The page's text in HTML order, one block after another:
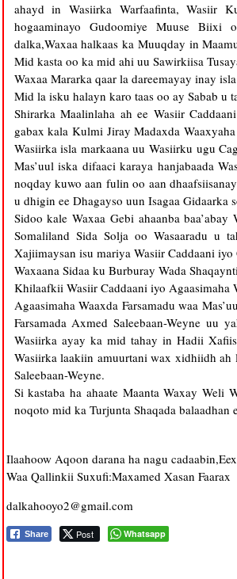
ahayd in Wasiirka Warfaafinta, Wasiir
hogaaminayo Gudoomiye Muuse Biixi
dalka,Waxaa halkaas ka Muuqday in
Mid kasta oo ka mid ahi uu Sawirkiisa
Waxaa Mararka qaar la dareemayay inay
Mid la isku halayn karo taas oo ay Sabab u
Shirarka Maalinlaha ah ee Wasiir
gabax kala Kulmi Jiray Madaxda
Wasiirka isla markaana uu Wasiirku ugu
Mas’uul iska difaaci karaya hanjabaada
noqday kuwo aan fulin oo aan
u dhigin ee Dhagayso uun Isagaa Gidaarka
Sidoo kale Waxaa Gebi ahaanba
Somaliland Sida Solja oo Wasaaradu u
Xajiimaysan isu mariya Wasiir Caddaani
Waxaana Sidaa ku Burburay Wada
Khilaafkii Wasiir Caddaani iyo Agaasimaha
Agaasimaha Waaxda Farsamadu waa
Farsamada Axmed Saleebaan-Weyne uu
Wasiirka ayay ka mid tahay in Hadii
Wasiirka laakiin amuurtani wax xidhiidh ah
Saleebaan-Weyne.
Si kastaba ha ahaate Maanta Waxay Weli
noqoto mid ka Turjunta Shaqada balaadhan
Ilaahoow Aqoon darana ha nagu
Waa Qallinkii Suxufi:Maxamed Xasan Faarax
dalkahooyo2@gmail.com
Share Post Whatsapp